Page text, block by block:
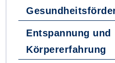
Entspannung und
Körpererfahrung